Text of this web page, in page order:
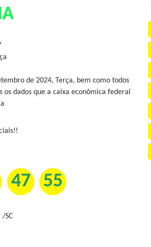
de 2024, Terça, bem como todos
dados que a caixa econômica federal
47 55
/SC